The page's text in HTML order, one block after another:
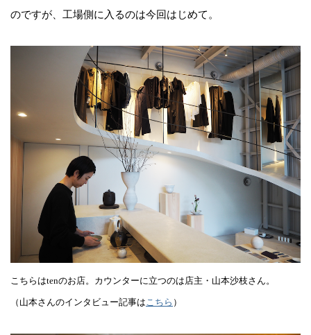
のですが、工場側に入るのは今回はじめて。
こちらはtenのお店。カウンターに立つのは店主・山本沙枝さん。
（山本さんのインタビュー記事はこちら ）